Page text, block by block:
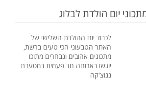
יום הולדת לבלוג
לכבוד יום ההולדת השלישי של
האתר הטבעוני הכי טעים ברשת,
מתכונים אהובים ונבחרים מתוכו
יוגשו בארוחה חד פעמית במסעדת
ננוצ'קה